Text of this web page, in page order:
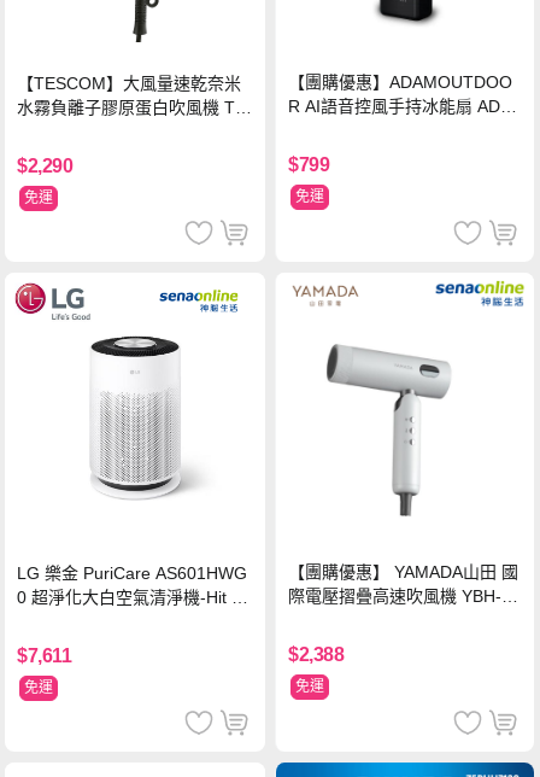
【TESCOM】大風量速乾奈米
水霧負離子膠原蛋白吹風機 TC
W
$2,290
免運
【團購優惠】ADAMOUTDOO
R AI語音控風手持冰能扇 ADF
$799
免運
LG 樂金 PuriCare AS601HWG
0 超淨化大白空氣清淨機-Hit 18
$7,611
免運
【團購優惠】 YAMADA山田 國
際電壓摺疊高速吹風機 YBH-12
$2,388
免運